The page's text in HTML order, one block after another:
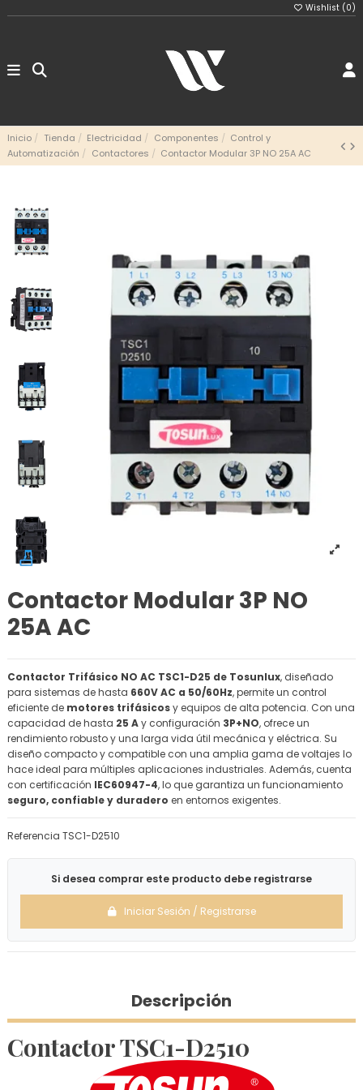
Wishlist (0)
Inicio Tienda Electricidad Componentes
Control y
Automatización
Contactores Contactor Modular 3P NO 25A AC
Contactor Modular 3P NO
25A AC
Contactor Trifásico NO AC TSC1-D25 de Tosunlux, diseñado
para sistemas de hasta 660V AC a 50/60Hz, permite un control
eficiente de motores trifásicosy equipos de alta potencia. Con una
capacidad de hasta 25 Ay configuración 3P+NO, ofrece un
rendimiento robusto y una larga vida útil mecánica y eléctrica. Su
diseño compacto y compatible con una amplia gama de voltajes lo
hace ideal para múltiples aplicaciones industriales. Además, cuenta
con certificación IEC60947-4, lo que garantiza un funcionamiento
seguro, confiable y duradero en entornos exigentes.
Referencia TSC1-D2510
Si desea comprar este producto debe registrarse
Iniciar Sesión / Registrarse
Descripción
Contactor TSC1-D2510